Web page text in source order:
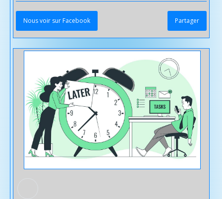
Nous voir sur Facebook Partager